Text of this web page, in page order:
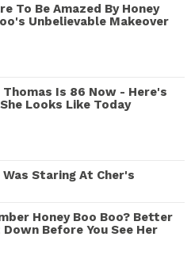
To Be Amazed By Honey
Unbelievable Makeover
Is 86 Now - Here's
Looks Like Today
Was Staring At Cher's
Honey Boo Boo? Better
Down Before You See Her